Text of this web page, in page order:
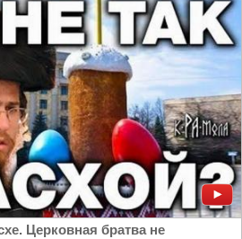
Церковная братва не